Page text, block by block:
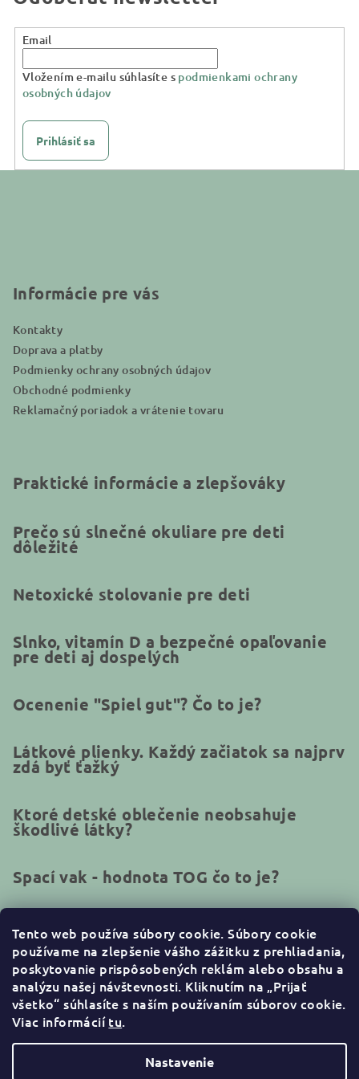
Tento web používa súbory cookie.Súbory cookie
používame na zlepšenie vášho zážitku z prehliadania,
poskytovanie prispôsobených reklám alebo obsahu a
analýzu našej návštevnosti. Kliknutím na „Prijať
všetko“ súhlasíte s naším používaním súborov cookie.
Viac informáciítu.
Nastavenie
Email
Vložením e-mailu súhlasíte s podmienkami ochrany
osobných údajov
Prihlásiť sa
Informácie pre vás
Kontakty
Doprava a platby
Podmienky ochrany osobných údajov
Obchodné podmienky
Reklamačný poriadok a vrátenie tovaru
Praktické informácie a zlepšováky
Prečo sú slnečné okuliare pre deti
dôležité
Netoxické stolovanie pre deti
Slnko, vitamín D a bezpečné opaľovanie
pre deti aj dospelých
Ocenenie "Spiel gut"? Čo to je?
Látkové plienky. Každý začiatok sa najprv
zdá byť ťažký
Ktoré detské oblečenie neobsahuje
škodlivé látky?
Spací vak - hodnota TOG čo to je?
Kontakt
info@naturakid.sk
+421944638380